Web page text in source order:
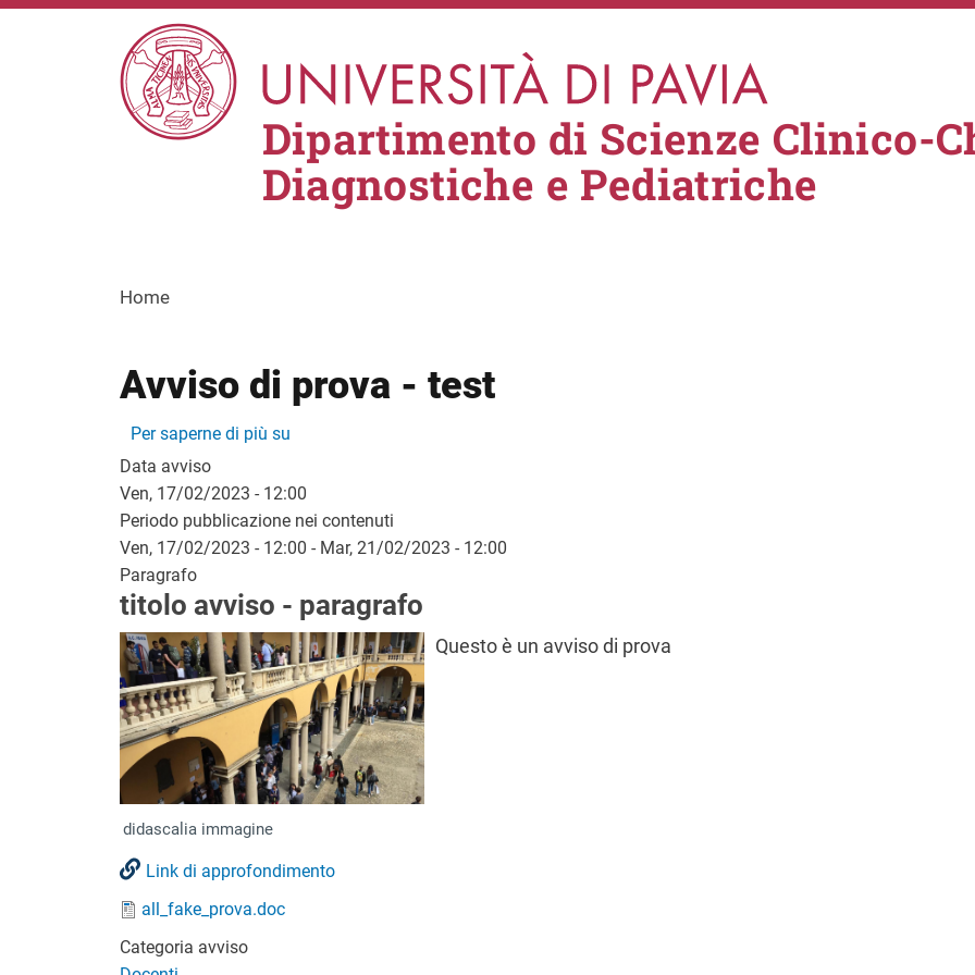
Salta al contenuto principale
Dipartimento di Scienze Clinico-
Diagnostiche e Pediatriche
Home
Avviso di prova - test
Per saperne di più suAvviso di prova - test
Data avviso
Ven, 17/02/2023 - 12:00
Periodo pubblicazione nei contenuti
Ven, 17/02/2023 - 12:00 - Mar, 21/02/2023 - 12:00
Paragrafo
titolo avviso - paragrafo
Immagine
didascalia immagine
Questo è un avviso di prova
Link di approfondimento
Documento
all_fake_prova.doc
Categoria avviso